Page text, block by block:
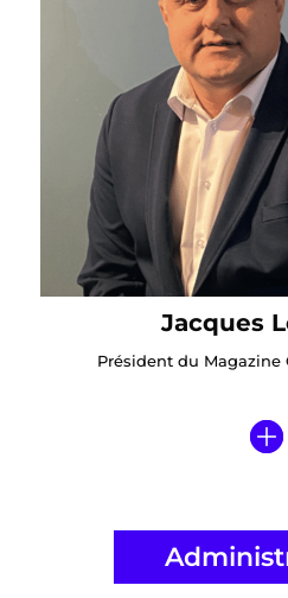
Jacques
Président du Magazine